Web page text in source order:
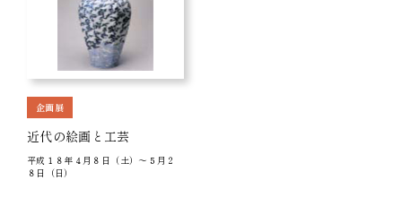
企画展
近代の絵画と工芸
平成１８年４月８日（土）～５月２
８日（日）